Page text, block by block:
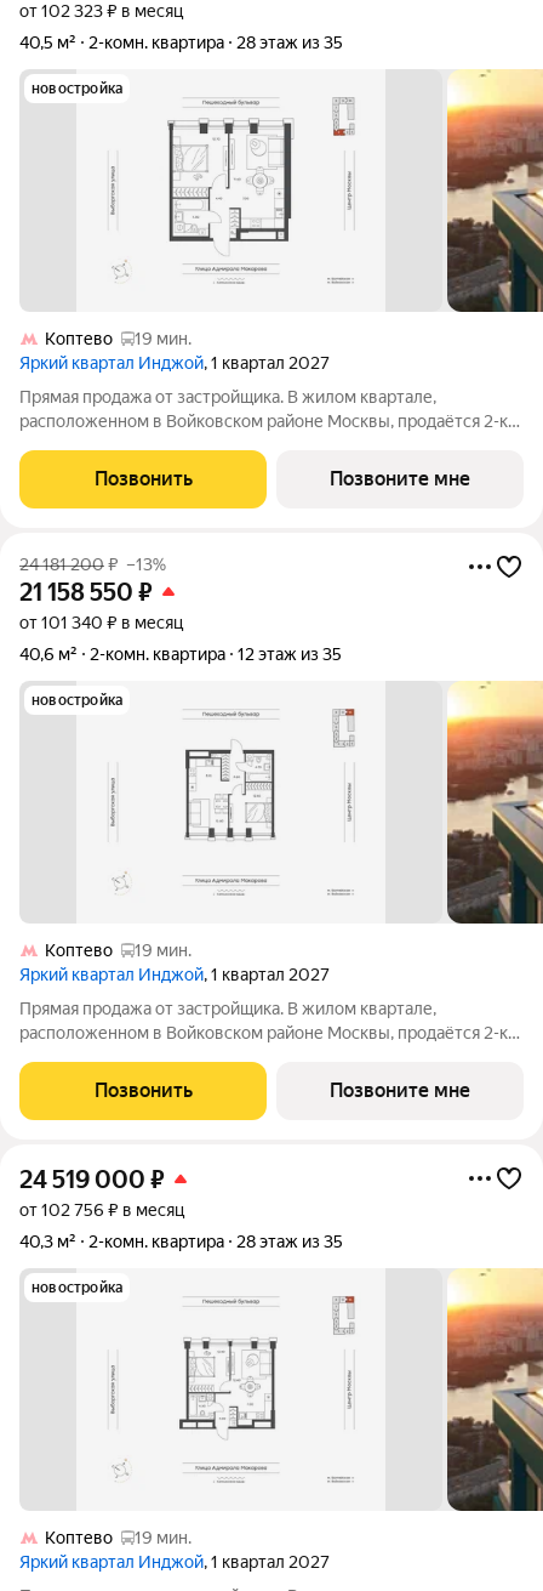
от 102 323 ₽ в месяц
40,5 м²
2-комн. квартира 28 этаж из 35
новостройка
Коптево
19 мин.
Яркий квартал Инджой, 1 квартал 2027
Прямая продажа от застройщика. В жилом квартале,
расположенном в Войковском районе Москвы, продаётся 2-к
расположена на 28 этаже 35-этажного дома, корпус 1, в жилом
квартале бизнес-класса Инджой.
Позвонить Позвоните мне
24 181 200₽ –13%
21 158 550 ₽
от 101 340 ₽ в месяц
40,6 м²
2-комн. квартира 12 этаж из 35
новостройка
Коптево
19 мин.
Яркий квартал Инджой, 1 квартал 2027
Прямая продажа от застройщика. В жилом квартале,
расположенном в Войковском районе Москвы, продаётся 2-к
расположена на 12 этаже 32-этажного дома, корпус 1, в жилом
квартале бизнес-класса Инджой.
Позвонить Позвоните мне
24 519 000 ₽
от 102 756 ₽ в месяц
40,3 м²
2-комн. квартира 28 этаж из 35
новостройка
Коптево
19 мин.
Яркий квартал Инджой, 1 квартал 2027